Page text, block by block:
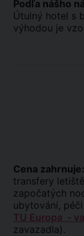
Podľa nášho
Útulný hotel s
výhodou je
Cena zahrnuje:
transfery
započatých
ubytování,
TU Europa -
zavazadla).